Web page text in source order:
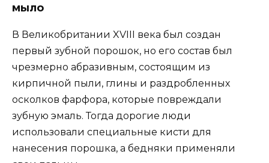
мыло
В Великобритании XVIII века был создан
первый зубной порошок, но его состав был
чрезмерно абразивным, состоящим из
кирпичной пыли, глины и раздробленных
осколков фарфора, которые повреждали
зубную эмаль. Тогда дорогие люди
использовали специальные кисти для
нанесения порошка, а бедняки применяли